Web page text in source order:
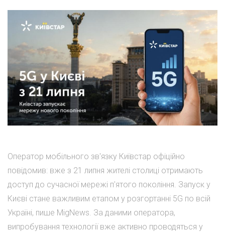
Оператор мобільного зв'язку Київстар офіційно
повідомив: вже з 21 липня жителі столиці отримають
доступ до сучасної мережі п'ятого покоління. Запуск у
Києві стане важливим етапом у розгортанні 5G по всій
Україні, пише MigNews. За даними оператора,
випробування технології вже активно проводяться у